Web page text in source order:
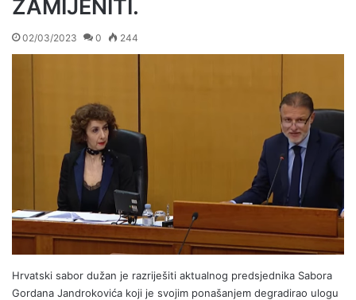
ZAMIJENITI.
02/03/2023 0 244
Hrvatski sabor dužan je razriješiti aktualnog predsjednika Sabora
Gordana Jandrokovića koji je svojim ponašanjem degradirao ulogu